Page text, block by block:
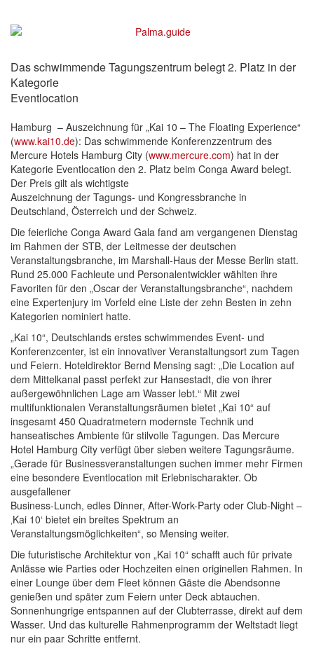
Das schwimmende Tagungszentrum belegt 2. Platz in der
Kategorie
Eventlocation
Hamburg – Auszeichnung für „Kai 10 – The Floating Experience“
(www.kai10.de): Das schwimmende Konferenzzentrum des
Mercure Hotels Hamburg City (www.mercure.com) hat in der
Kategorie Eventlocation den 2. Platz beim Conga Award belegt.
Der Preis gilt als wichtigste
Auszeichnung der Tagungs- und Kongressbranche in
Deutschland, Österreich und der Schweiz.
Die feierliche Conga Award Gala fand am vergangenen Dienstag
im Rahmen der STB, der Leitmesse der deutschen
Veranstaltungsbranche, im Marshall-Haus der Messe Berlin statt.
Rund 25.000 Fachleute und Personalentwickler wählten ihre
Favoriten für den „Oscar der Veranstaltungsbranche“, nachdem
eine Expertenjury im Vorfeld eine Liste der zehn Besten in zehn
Kategorien nominiert hatte.
„Kai 10“, Deutschlands erstes schwimmendes Event- und
Konferenzcenter, ist ein innovativer Veranstaltungsort zum Tagen
und Feiern. Hoteldirektor Bernd Mensing sagt: „Die Location auf
dem Mittelkanal passt perfekt zur Hansestadt, die von ihrer
außergewöhnlichen Lage am Wasser lebt.“ Mit zwei
multifunktionalen Veranstaltungsräumen bietet „Kai 10“ auf
insgesamt 450 Quadratmetern modernste Technik und
hanseatisches Ambiente für stilvolle Tagungen. Das Mercure
Hotel Hamburg City verfügt über sieben weitere Tagungsräume.
„Gerade für Businessveranstaltungen suchen immer mehr Firmen
eine besondere Eventlocation mit Erlebnischarakter. Ob
ausgefallener
Business-Lunch, edles Dinner, After-Work-Party oder Club-Night –
‚Kai 10‘ bietet ein breites Spektrum an
Veranstaltungsmöglichkeiten“, so Mensing weiter.
Die futuristische Architektur von „Kai 10“ schafft auch für private
Anlässe wie Parties oder Hochzeiten einen originellen Rahmen. In
einer Lounge über dem Fleet können Gäste die Abendsonne
genießen und später zum Feiern unter Deck abtauchen.
Sonnenhungrige entspannen auf der Clubterrasse, direkt auf dem
Wasser. Und das kulturelle Rahmenprogramm der Weltstadt liegt
nur ein paar Schritte entfernt.